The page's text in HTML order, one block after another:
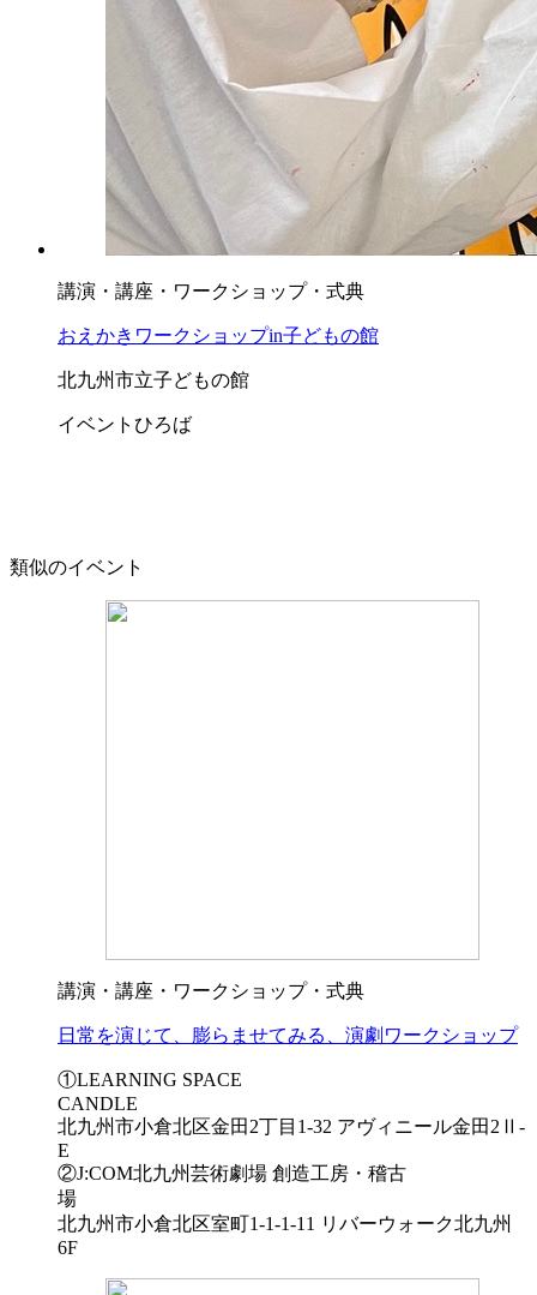
講演・講座・ワークショップ・式典
おえかきワークショップin子どもの館
北九州市立子どもの館
イベントひろば
類似のイベント
講演・講座・ワークショップ・式典
日常を演じて、膨らませてみる、演劇ワークショップ
①LEARNING SPACE
北九州市小倉北区金田2丁目1-32 アヴィニール金田2Ⅱ-
②J:COM北九州芸術劇場 創造工房・稽古
北九州市小倉北区室町1-1-1-11 リバーウォーク北九州
6F